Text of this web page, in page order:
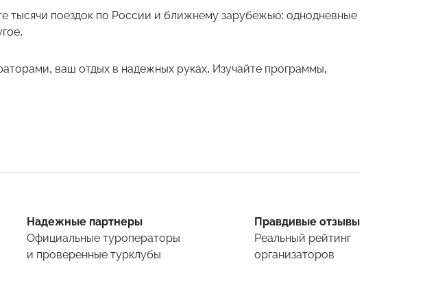
тысячи поездок по России и ближнему зарубежью: однодневные
ваш отдых в надежных руках. Изучайте программы,
Надежные партнеры
Официальные туроператоры
и проверенные турклубы
Правдивые отзывы
Реальный рейтинг
организаторов